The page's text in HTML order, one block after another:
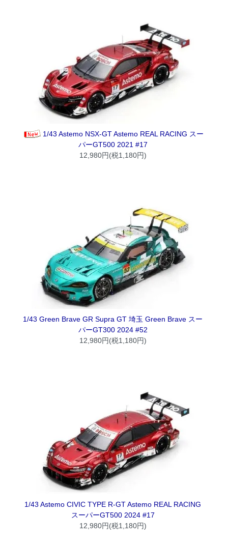
1/43 Astemo NSX-GT Astemo REAL RACING スー
パーGT500 2021 #17
12,980円(税1,180円)
1/43 Green Brave GR Supra GT 埼玉 Green Brave スー
パーGT300 2024 #52
12,980円(税1,180円)
1/43 Astemo CIVIC TYPE R-GT Astemo REAL RACING
スーパーGT500 2024 #17
12,980円(税1,180円)